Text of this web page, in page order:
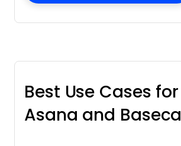
Best Use Cases for
Asana and